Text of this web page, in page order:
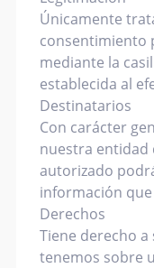
Únicamente
consentimiento
mediante la
establecida al
Destinatarios
Con carácter
nuestra entidad
autorizado
información
Derechos
Tiene derecho
tenemos sobre